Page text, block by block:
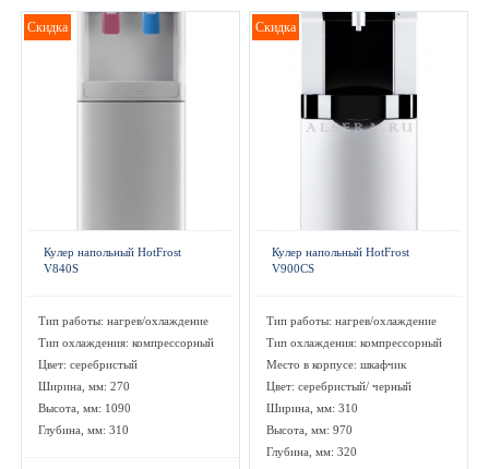
Скидка
Кулер напольный HotFrost
V840S
Тип работы: нагрев/охлаждение
Тип охлаждения: компрессорный
Цвет: серебристый
Ширина, мм: 270
Высота, мм: 1090
Глубина, мм: 310
Скидка
Кулер напольный HotFrost
V900CS
Тип работы: нагрев/охлаждение
Тип охлаждения: компрессорный
Место в корпусе: шкафчик
Цвет: серебристый/ черный
Ширина, мм: 310
Высота, мм: 970
Глубина, мм: 320